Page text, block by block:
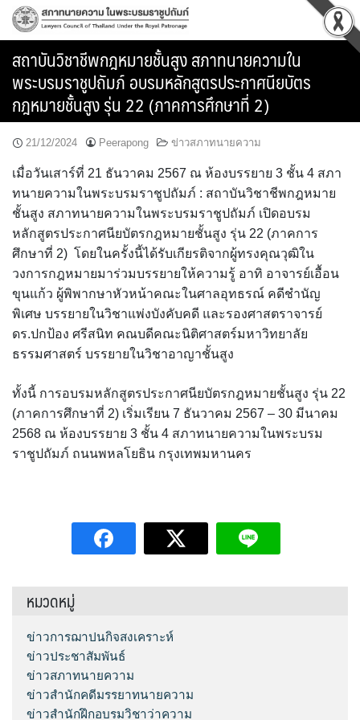
Skip
สถาบันวิชาชีพกฎหมายชั้นสูง สภาทนายความใน
พระบรมราชูปถัมภ์ อบรมหลักสูตรประกาศนียบัตร
กฎหมายชั้นสูง รุ่น 22 (ภาคการศึกษาที่ 2)
21/12/2024 Peerapong ข่าวสภาทนายความ
เมื่อวันเสาร์ที่ 21 ธันวาคม 2567 ณ ห้องบรรยาย 3 ชั้น 4 สภา
ทนายความในพระบรมราชูปถัมภ์ : สถาบันวิชาชีพกฎหมาย
ชั้นสูง สภาทนายความในพระบรมราชูปถัมภ์ เปิดอบรม
หลักสูตรประกาศนียบัตรกฎหมายชั้นสูง รุ่น 22 (ภาคการ
ศึกษาที่ 2) โดยในครั้งนี้ได้รับเกียรติจากผู้ทรงคุณวุฒิใน
วงการกฎหมายมาร่วมบรรยายให้ความรู้ อาทิ อาจารย์เอื้อน
ขุนแก้ว ผู้พิพากษาหัวหน้าคณะในศาลอุทธรณ์ คดีชำนัญ
พิเศษ บรรยายในวิชาแพ่งบังคับคดี และรองศาสตราจารย์
ดร.ปกป้อง ศรีสนิท คณบดีคณะนิติศาสตร์มหาวิทยาลัย
ธรรมศาสตร์ บรรยายในวิชาอาญาชั้นสูง
ทั้งนี้ การอบรมหลักสูตรประกาศนียบัตรกฎหมายชั้นสูง รุ่น 22
(ภาคการศึกษาที่ 2) เริ่มเรียน 7 ธันวาคม 2567 – 30 มีนาคม
2568 ณ ห้องบรรยาย 3 ชั้น 4 สภาทนายความในพระบรม
ราชูปถัมภ์ ถนนพหลโยธิน กรุงเทพมหานคร
หมวดหมู่
ข่าวการฌาปนกิจสงเคราะห์
ข่าวประชาสัมพันธ์
ข่าวสภาทนายความ
ข่าวสำนักคดีมรรยาทนายความ
ข่าวสำนักฝึกอบรมวิชาว่าความ